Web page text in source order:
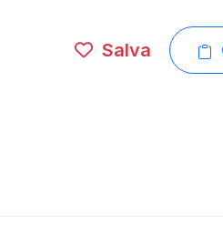
Salva